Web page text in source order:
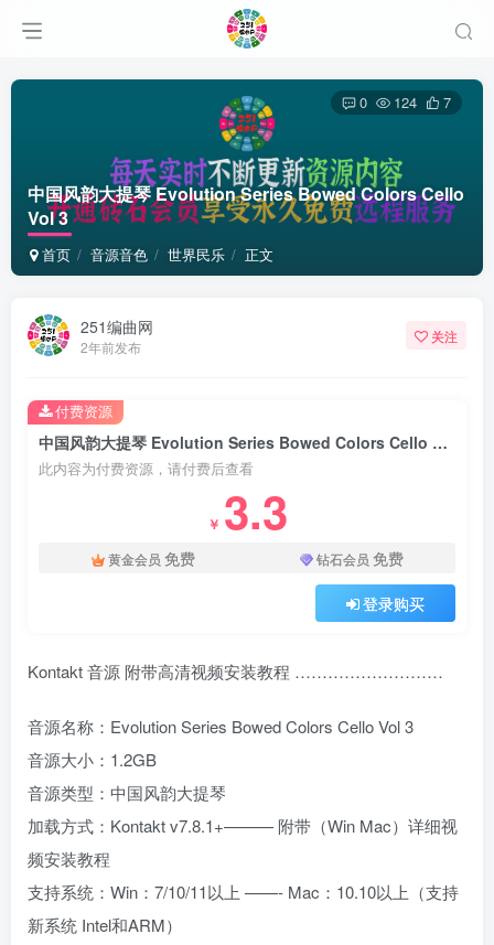
中国风韵大提琴 Evolution Series Bowed Colors Cello
Vol 3
首页 音源音色 世界民乐 正文
0 124 7
251编曲网
2年前发布
关注
中国风韵大提琴 Evolution Series Bowed Colors Cello Vol 3
此内容为付费资源，请付费后查看
￥ 3.3
黄金会员 免费 钻石会员 免费
登录购买
付费资源
Kontakt 音源 附带高清视频安装教程 ………………………
音源名称：Evolution Series Bowed Colors Cello Vol 3
音源大小：1.2GB
音源类型：中国风韵大提琴
加载方式：Kontakt v7.8.1+——— 附带（Win Mac）详细视
频安装教程
支持系统：Win：7/10/11以上 ——- Mac：10.10以上（支持
新系统 Intel和ARM）